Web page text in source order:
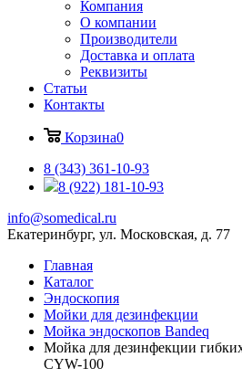
Компания
О компании
Производители
Доставка и оплата
Реквизиты
Статьи
Контакты
Корзина0
8 (343) 361-10-93
8 (922) 181-10-93
info@somedical.ru
Екатеринбург, ул. Московская, д. 77
Главная
Каталог
Эндоскопия
Мойки для дезинфекции
Мойка эндоскопов Bandeq
Мойка для дезинфекции
CYW-100